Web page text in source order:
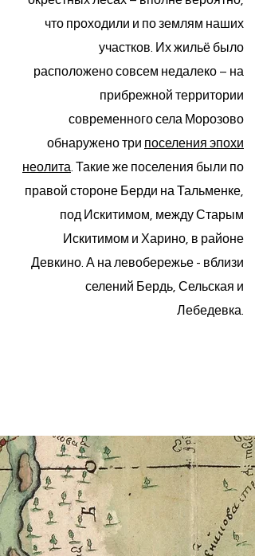
что проходили и по землям наших
участков. Их жильё было
расположено совсем недалеко – на
прибрежной территории
современного села Морозово
обнаружено три поселения эпохи
неолита . Такие же поселения были по
правой стороне Берди на Тальменке,
под Искитимом, между Старым
Искитимом и Харино, в районе
Девкино. А на левобережье - вблизи
селений Бердь, Сельская и
Лебедевка.